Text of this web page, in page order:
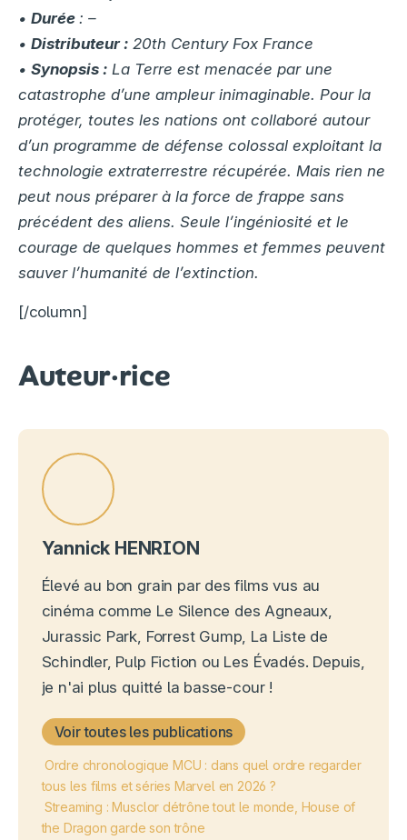
• Durée : –
• Distributeur : 20th Century Fox France
• Synopsis : La Terre est menacée par une
catastrophe d’une ampleur inimaginable. Pour la
protéger, toutes les nations ont collaboré autour
d’un programme de défense colossal exploitant la
technologie extraterrestre récupérée. Mais rien ne
peut nous préparer à la force de frappe sans
précédent des aliens. Seule l’ingéniosité et le
courage de quelques hommes et femmes peuvent
sauver l’humanité de l’extinction.
[/column]
Auteur·rice
Yannick HENRION
Élevé au bon grain par des films vus au
cinéma comme Le Silence des Agneaux,
Jurassic Park, Forrest Gump, La Liste de
Schindler, Pulp Fiction ou Les Évadés. Depuis,
je n'ai plus quitté la basse-cour !
Voir toutes les publications
Ordre chronologique MCU : dans quel ordre regarder
tous les films et séries Marvel en 2026 ?
Streaming : Musclor détrône tout le monde, House of
the Dragon garde son trône